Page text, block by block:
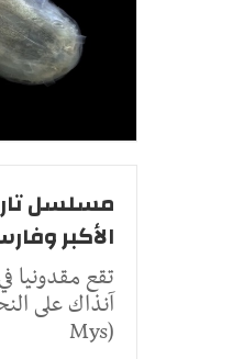
الأكبر
تقع مقدونيا
آنذاك على
(Mys